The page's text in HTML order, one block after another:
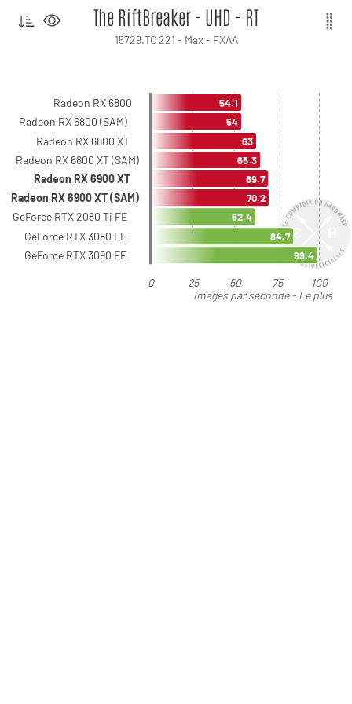
Images par seconde - Le plus
The RiftBreaker - UHD - RT
15729.TC 221 - Max - FXAA
0 25 50 75 100
Radeon RX 6800
Radeon RX 6800 (SAM)
Radeon RX 6800 XT
Radeon RX 6800 XT (SAM)
Radeon RX 6900 XT
Radeon RX 6900 XT (SAM)
GeForce RTX 2080 Ti FE
GeForce RTX 3080 FE
GeForce RTX 3090 FE
54.1
54
63
65.3
69.7
70.2
62.4
84.7
99.4